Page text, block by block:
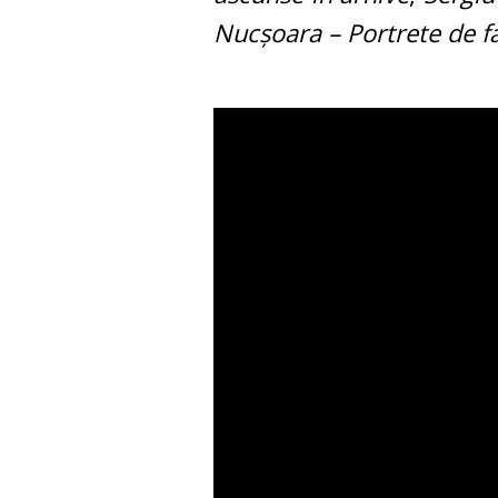
Nucșoara – Portrete de